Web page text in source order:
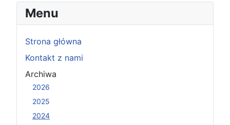
Menu
Strona główna
Kontakt z nami
Archiwa
2026
2025
2024